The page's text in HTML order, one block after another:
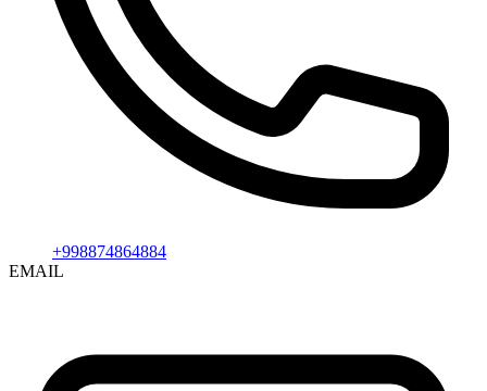
+998874864884
EMAIL